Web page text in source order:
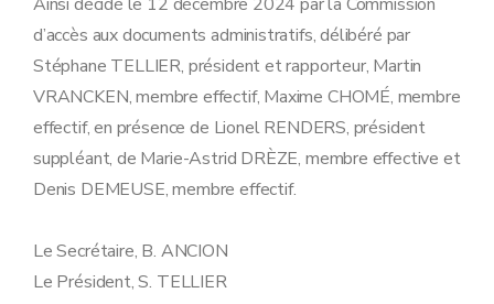
d’accès aux documents administratifs, délibéré par
Stéphane TELLIER, président et rapporteur, Martin
VRANCKEN, membre effectif, Maxime CHOMÉ, membre
effectif, en présence de Lionel RENDERS, président
suppléant, de Marie-Astrid DRÈZE, membre effective et
Denis DEMEUSE, membre effectif.
Le Secrétaire, B. ANCION
Le Président, S. TELLIER